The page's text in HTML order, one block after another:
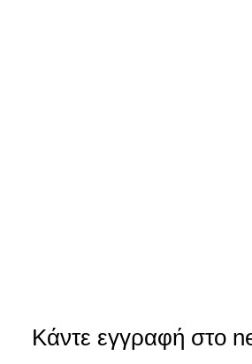
Κάντε εγγραφή στο